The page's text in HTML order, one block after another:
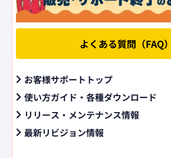
よくある質問（FAQ）
お客様サポートトップ
使い方ガイド・各種ダウンロード
リリース・メンテナンス情報
最新リビジョン情報